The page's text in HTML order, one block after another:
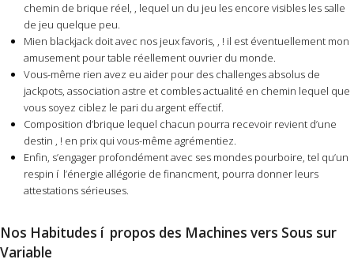
chemin de brique réel, , lequel un du jeu les encore visibles les salle
de jeu quelque peu.
Mien blackjack doit avec nos jeux favoris, , ! il est éventuellement mon
amusement pour table réellement ouvrier du monde.
Vous-même rien avez eu aider pour des challenges absolus de
jackpots, association astre et combles actualité en chemin lequel que
vous soyez ciblez le pari du argent effectif.
Composition d’brique lequel chacun pourra recevoir revient d’une
destin , ! en prix qui vous-même agrémentiez.
Enfin, s’engager profondément avec ses mondes pourboire, tel qu’un
respin í l’énergie allégorie de financment, pourra donner leurs
attestations sérieuses.
Nos Habitudes í propos des Machines vers Sous sur
Variable